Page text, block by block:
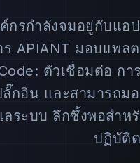
กรกำลังจมอยู่กับแอ
APIANT มอบแพล
ตัวเชื่อมต่อ ก
กอิน และสามารถม
ระบบ ลึกซึ้งพอสำห
ปฏิบัติ